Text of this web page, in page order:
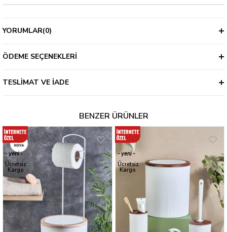
YORUMLAR(0)
ÖDEME SEÇENEKLERI
TESLIMAT VE İADE
BENZER ÜRÜNLER
yeni
ürün
Ücretsiz
Kargo
yeni
ürün
Ücretsiz
Kargo